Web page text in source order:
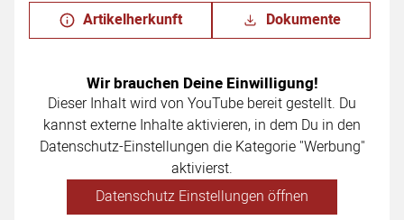
Artikelherkunft Dokumente
Wir brauchen Deine Einwilligung!
Dieser Inhalt wird von YouTube bereit gestellt. Du
kannst externe Inhalte aktivieren, in dem Du in den
Datenschutz-Einstellungen die Kategorie "Werbung"
aktivierst.
Datenschutz Einstellungen öffnen